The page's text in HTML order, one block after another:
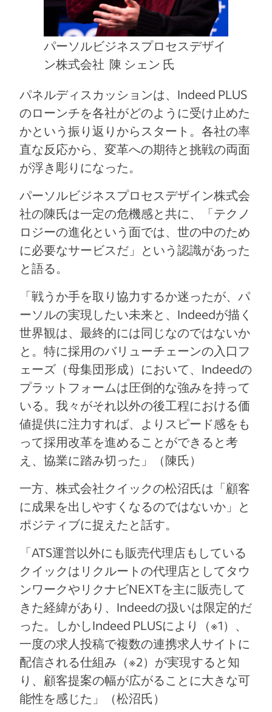
パーソルビジネスプロセスデザイ
ン株式会社 陳 シェン 氏
パネルディスカッションは、Indeed PLUS
のローンチを各社がどのように受け止めた
かという振り返りからスタート。各社の率
直な反応から、変革への期待と挑戦の両面
が浮き彫りになった。
パーソルビジネスプロセスデザイン株式会
社の陳氏は一定の危機感と共に、「テクノ
ロジーの進化という面では、世の中のため
に必要なサービスだ」という認識があった
と語る。
「戦うか手を取り協力するか迷ったが、パ
ーソルの実現したい未来と、Indeedが描く
世界観は、最終的には同じなのではないか
と。特に採用のバリューチェーンの入口フ
ェーズ（母集団形成）において、Indeedの
プラットフォームは圧倒的な強みを持って
いる。我々がそれ以外の後工程における価
値提供に注力すれば、よりスピード感をも
って採用改革を進めることができると考
え、協業に踏み切った」（陳氏）
一方、株式会社クイックの松沼氏は「顧客
に成果を出しやすくなるのではないか」と
ポジティブに捉えたと話す。
「ATS運営以外にも販売代理店もしている
クイックはリクルートの代理店としてタウ
ンワークやリクナビNEXTを主に販売して
きた経緯があり、Indeedの扱いは限定的だ
った。しかしIndeed PLUSにより（※1）、
一度の求人投稿で複数の連携求人サイトに
配信される仕組み（※2）が実現すると知
り、顧客提案の幅が広がることに大きな可
能性を感じた」（松沼氏）